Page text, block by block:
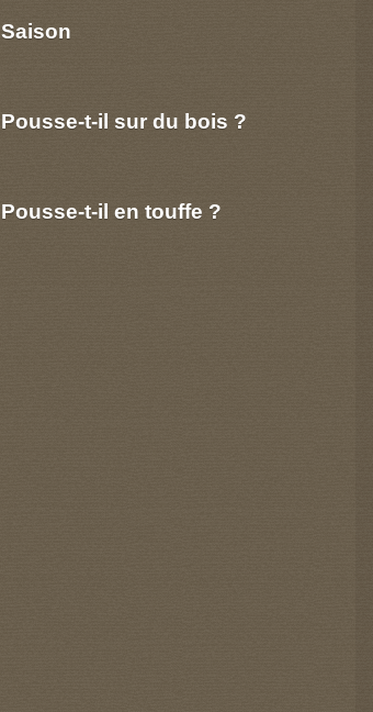
Saison
Pousse-t-il sur du bois ?
Pousse-t-il en touffe ?